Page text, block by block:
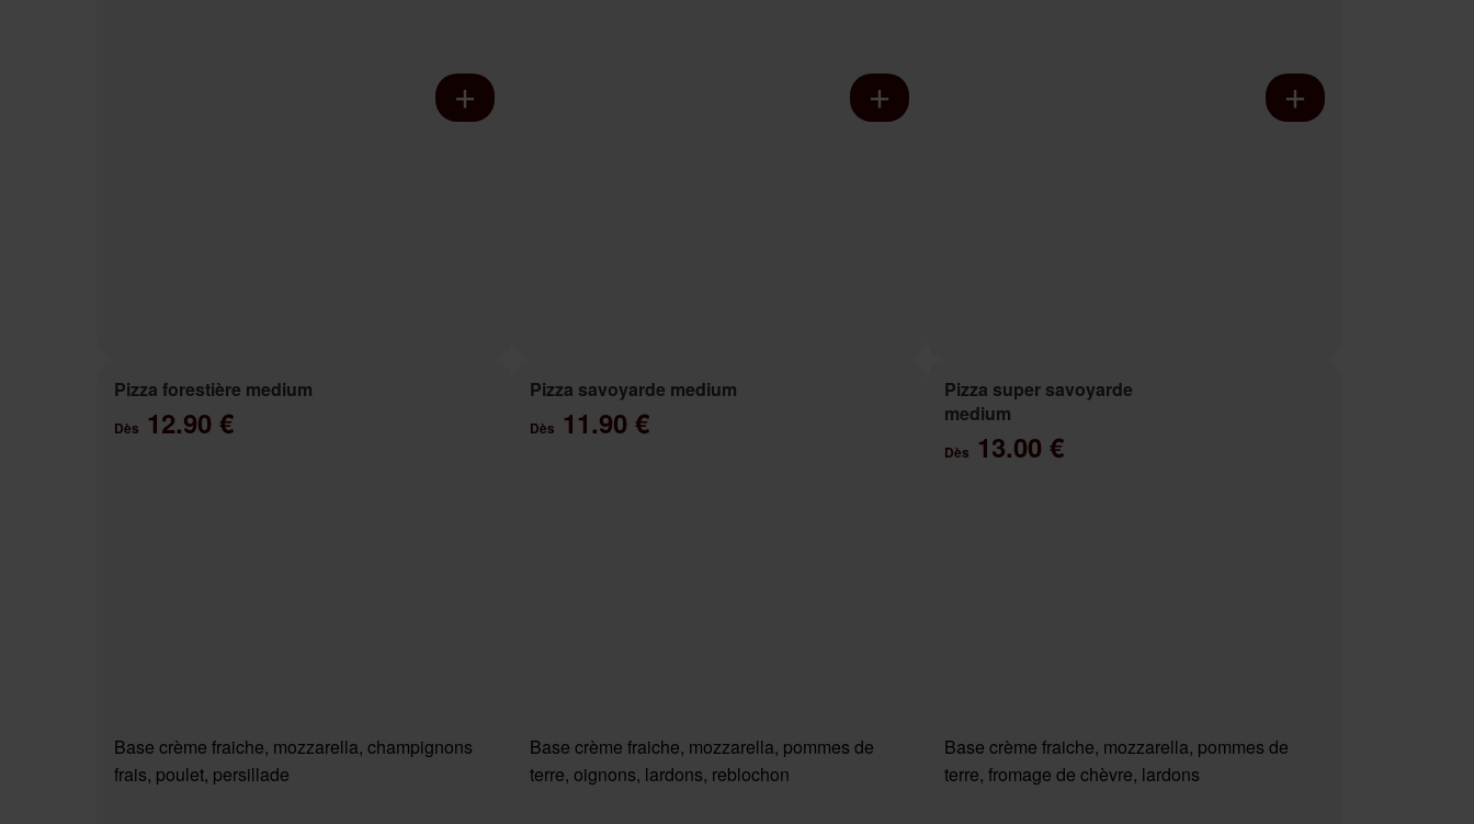
Pizza forestière medium
Dès 12.90 €
Base crème fraiche, mozzarella, champignons
frais, poulet, persillade
Pizza savoyarde medium
Dès 11.90 €
Base crème fraiche, mozzarella, pommes de
terre, oignons, lardons, reblochon
Pizza super savoyarde
medium
Dès 13.00 €
Base crème fraiche, mozzarella, pommes de
terre, fromage de chèvre, lardons